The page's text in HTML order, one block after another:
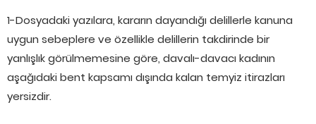
1-Dosyadaki yazılara, kararın dayandığı delillerle kanuna
uygun sebeplere ve özellikle delillerin takdirinde bir
yanlışlık görülmemesine göre, davalı-davacı kadının
aşağıdaki bent kapsamı dışında kalan temyiz itirazları
yersizdir.